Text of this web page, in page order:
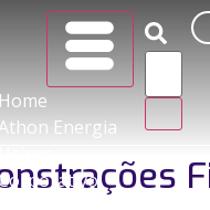
Home
Energia